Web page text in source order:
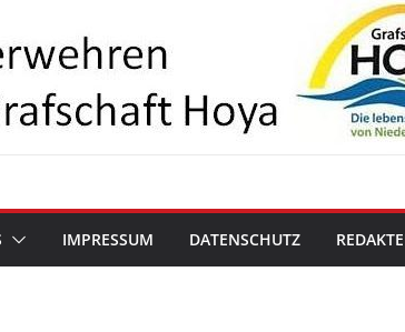
IMPRESSUM DATENSCHUTZ